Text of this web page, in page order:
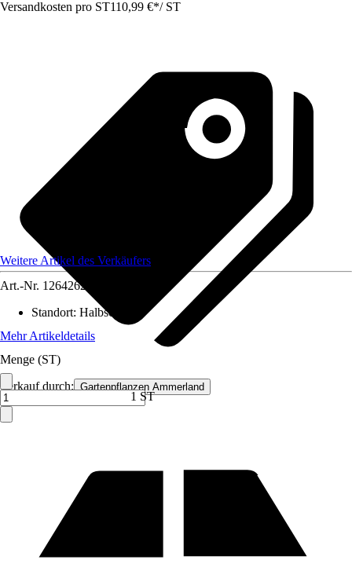
Versandkosten pro ST110,99 €*/ ST
Verkauf durch: Gartenpflanzen Ammerland
Weitere Artikel des Verkäufers
Art.-Nr. 12642626
Standort: Halbschatten
Mehr Artikeldetails
Menge (ST)
1 ST